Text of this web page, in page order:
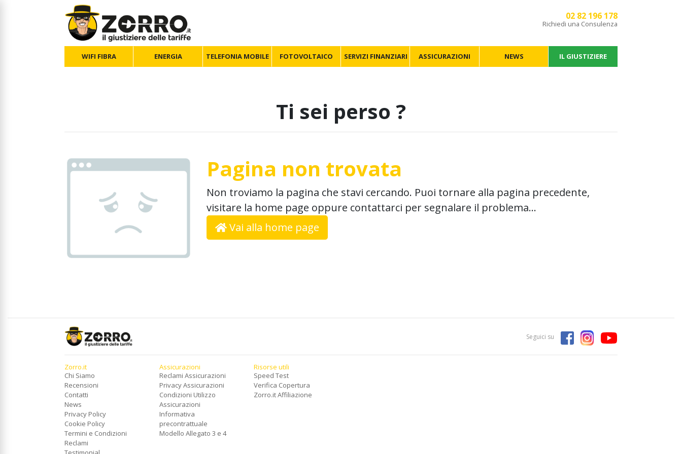
02 82 196 178
Richiedi una Consulenza
WIFI FIBRA ENERGIA TELEFONIA MOBILE FOTOVOLTAICO SERVIZI FINANZIARI ASSICURAZIONI NEWS IL GIUSTIZIERE
Ti sei perso ?
Pagina non trovata
Non troviamo la pagina che stavi cercando. Puoi tornare alla pagina precedente,
visitare la home page oppure contattarci per segnalare il problema...
Vai alla home page
Seguici su
Zorro.it
Chi Siamo
Recensioni
Contatti
News
Privacy Policy
Cookie Policy
Termini e Condizioni
Reclami
Assicurazioni
Reclami Assicurazioni
Privacy Assicurazioni
Condizioni Utilizzo
Assicurazioni
Informativa
precontrattuale
Modello Allegato 3 e 4
Risorse utili
Speed Test
Verifica Copertura
Zorro.it Affiliazione